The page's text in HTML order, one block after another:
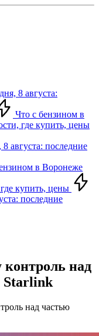
8 августа:
Что с бензином в
где купить, цены
августа: последние
в Воронеже
купить, цены
последние
над
Starlink
над частью